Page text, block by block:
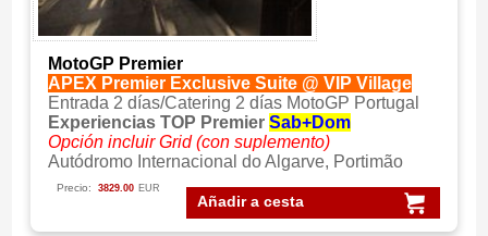
MotoGP Premier
APEX Premier Exclusive Suite @ VIP Village
Entrada 2 días/Catering 2 días MotoGP Portugal
Experiencias TOP Premier Sab+Dom
Opción incluir Grid (con suplemento)
Autódromo Internacional do Algarve, Portimão
Añadir a cesta
Precio: 3829.00 EUR